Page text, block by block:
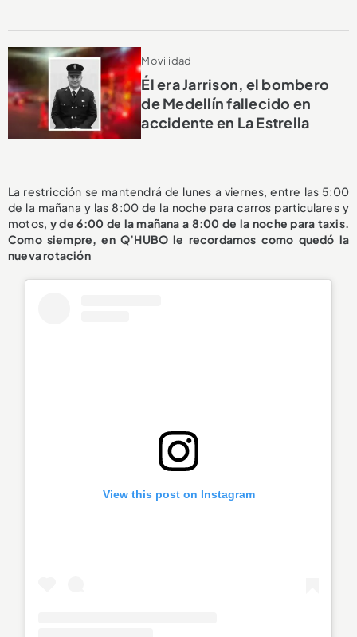
Movilidad
Él era Jarrison, el bombero
de Medellín fallecido en
accidente en La Estrella
La restricción se mantendrá de lunes a viernes, entre las 5:00
de la mañana y las 8:00 de la noche para carros particulares y
motos, y de 6:00 de la mañana a 8:00 de la noche para taxis.
Como siempre, en Q’HUBO le recordamos como quedó la
nueva rotación
View this post on Instagram